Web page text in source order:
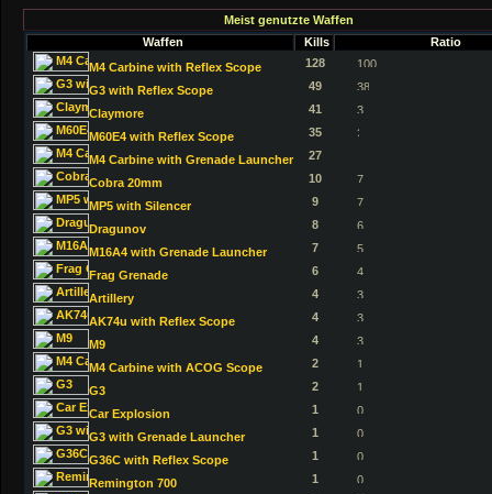
Meist genutzte Waffen
Waffen
Kills
Ratio
M4 Carbine with Reflex Scope
128
G3 with Reflex Scope 49
Claymore 41
M60E4 with Reflex Scope 35
M4 Carbine with Grenade Launcher 27
Cobra 20mm 10
MP5 with Silencer 9
Dragunov 8
M16A4 with Grenade Launcher 7
Frag Grenade 6
Artillery 4
AK74u with Reflex Scope 4
M9 4
M4 Carbine with ACOG Scope 2
G3 2
Car Explosion 1
G3 with Grenade Launcher 1
G36C with Reflex Scope 1
Remington 700 1